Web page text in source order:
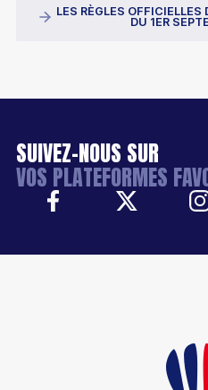
LES RÈGLES
DU 1ER
SUIVEZ-NOUS SUR
VOS PLATEFORMES